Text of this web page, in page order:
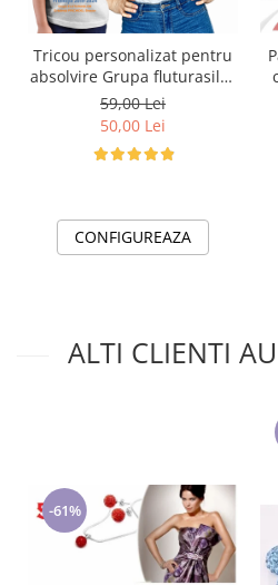
Tricou personalizat pentru
absolvire Grupa fluturasilor
cu text sau poze ABS1015
59,00 Lei
50,00 Lei
CONFIGUREAZA
ALTI CLIENTI
-61%